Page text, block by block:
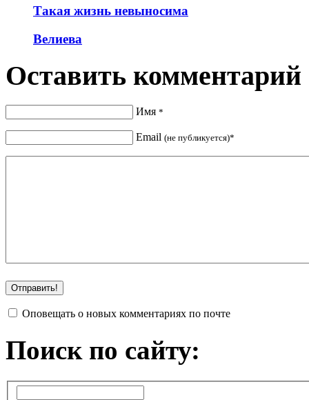
Такая жизнь невыносима
Велиева
Оставить комментарий
Имя *
Email (не публикуется)*
Оповещать о новых комментариях по почте
Поиск по сайту: